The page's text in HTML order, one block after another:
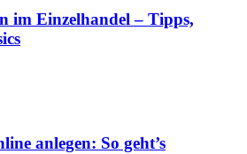
im Einzelhandel – Tipps,
anlegen: So geht’s